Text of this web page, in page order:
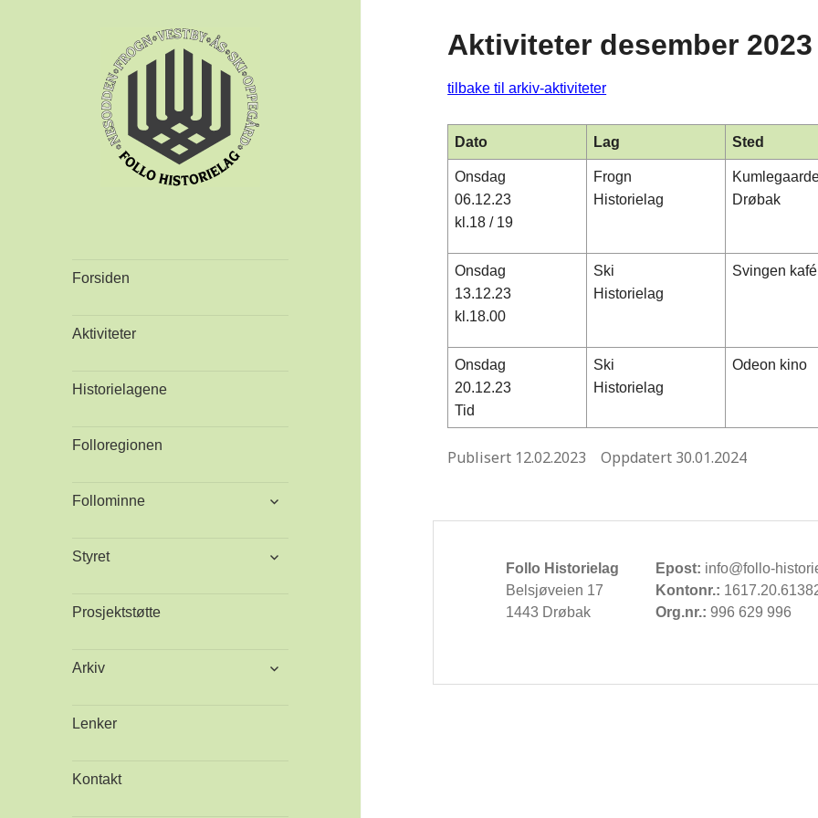
Forsiden
Aktiviteter
Historielagene
Folloregionen
Follominne
utvid
Styret
utvid
Prosjektstøtte
Arkiv
utvid
Lenker
Kontakt
Aktiviteter desember 2023
tilbake til arkiv-aktiviteter
Dato Lag Sted
Onsdag
06.12.23
kl.18 / 19
Frogn
Historielag
Drøbak
Onsdag
13.12.23
kl.18.00
Ski
Historielag
Svingen kafé
Onsdag
20.12.23
Tid
Ski
Historielag
Odeon kino
Publisert 12.02.2023 Oppdatert 30.01.2024
Follo Historielag
Belsjøveien 17
1443 Drøbak
Epost: info@follo-
Kontonr.:
Org.nr.: 996 629 996